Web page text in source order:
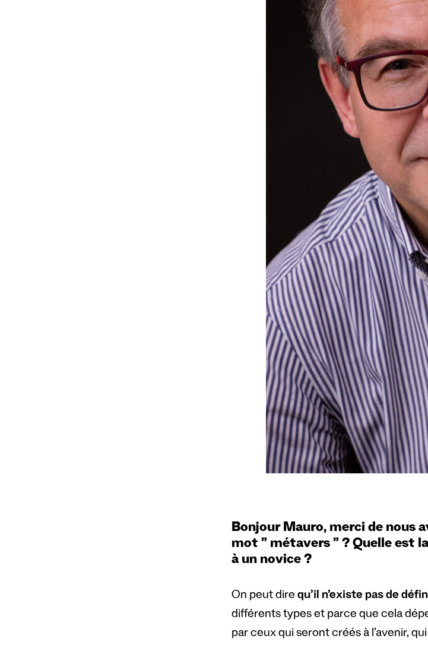
Bonjour Mauro, merci de nous
mot ” métavers ” ? Quelle est
à un novice ?
On peut dire qu’il n’existe pas de
différents types et parce que cela
par ceux qui seront créés à l’avenir,